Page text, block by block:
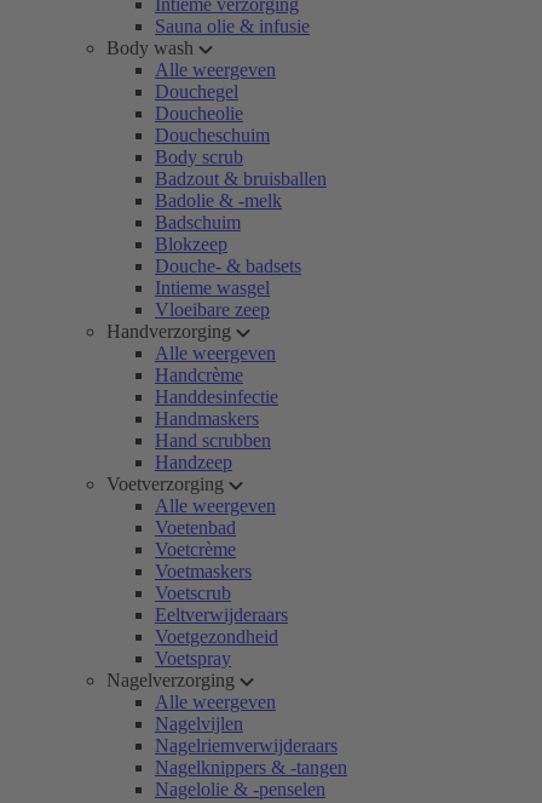
Intieme verzorging
Sauna olie & infusie
Body wash
Alle weergeven
Douchegel
Doucheolie
Doucheschuim
Body scrub
Badzout & bruisballen
Badolie & -melk
Badschuim
Blokzeep
Douche- & badsets
Intieme wasgel
Vloeibare zeep
Handverzorging
Alle weergeven
Handcrème
Handdesinfectie
Handmaskers
Hand scrubben
Handzeep
Voetverzorging
Alle weergeven
Voetenbad
Voetcrème
Voetmaskers
Voetscrub
Eeltverwijderaars
Voetgezondheid
Voetspray
Nagelverzorging
Alle weergeven
Nagelvijlen
Nagelriemverwijderaars
Nagelknippers & -tangen
Nagelolie & -penselen